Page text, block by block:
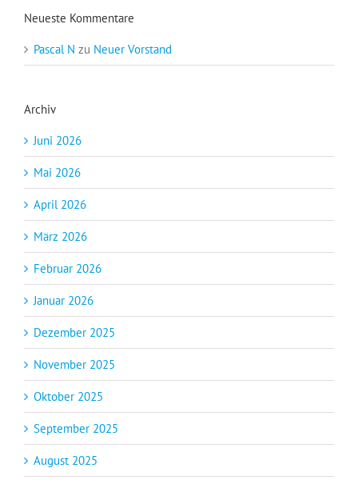
Neueste Kommentare
Pascal N zu Neuer Vorstand
Archiv
Juni 2026
Mai 2026
April 2026
März 2026
Februar 2026
Januar 2026
Dezember 2025
November 2025
Oktober 2025
September 2025
August 2025